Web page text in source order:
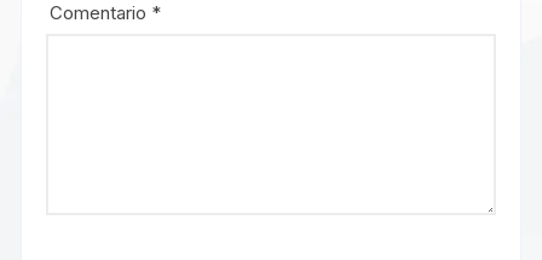
Comentario *